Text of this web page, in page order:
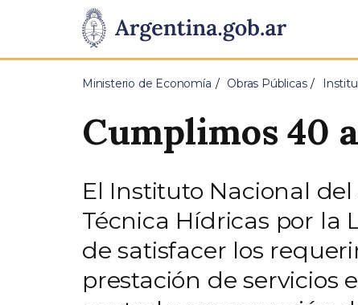
Presidencia
de
Pasar al contenido principal
Ministerio de Economía Obras Públicas
Cumplimos 40
El Instituto Nacional
Técnica Hídricas por la
de satisfacer los
prestación de servicios